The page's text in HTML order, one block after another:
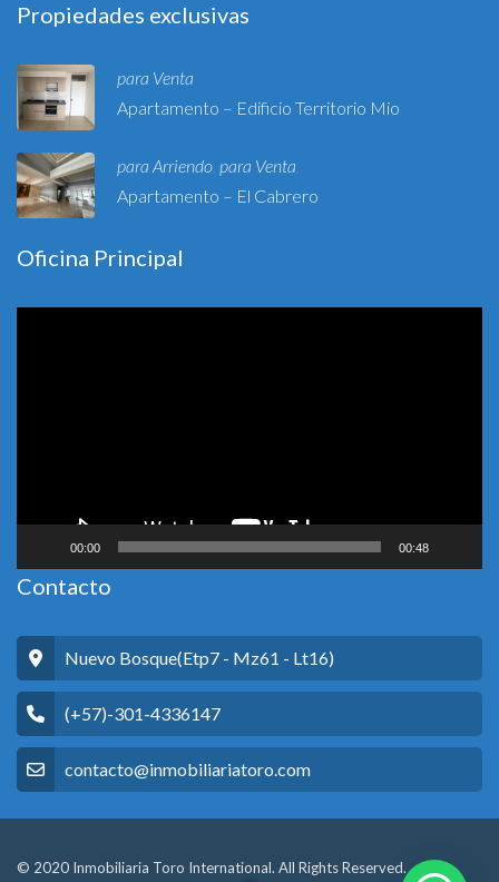
Propiedades exclusivas
para Venta
Apartamento – Edificio Territorio Mio
para Arriendo, para Venta,
Apartamento – El Cabrero
Oficina Principal
00:00 00:48
Contacto
Nuevo Bosque(Etp7 - Mz61 - Lt16)
(+57)-301-4336147
contacto@inmobiliariatoro.com
© 2020 Inmobiliaria Toro International. All Rights Reserved.